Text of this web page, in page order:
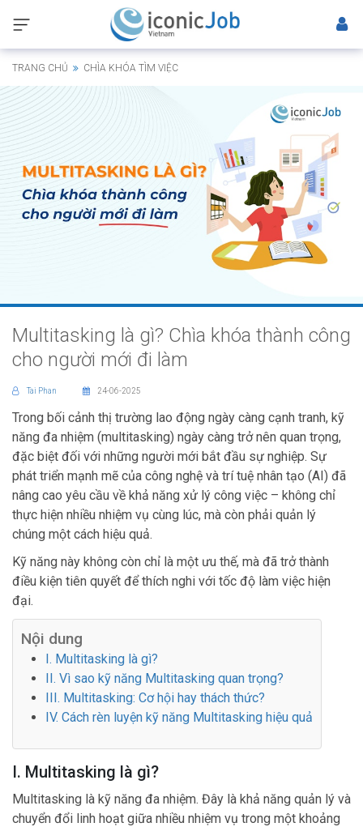
TRANG CHỦ CHÌA KHÓA TÌM VIỆC
Multitasking là gì? Chìa khóa thành công
cho người mới đi làm
Tai Phan 24-06-2025
Trong bối cảnh thị trường lao động ngày càng cạnh tranh, kỹ
năng đa nhiệm (multitasking) ngày càng trở nên quan trọng,
đặc biệt đối với những người mới bắt đầu sự nghiệp. Sự
phát triển mạnh mẽ của công nghệ và trí tuệ nhân tạo (AI) đã
nâng cao yêu cầu về khả năng xử lý công việc – không chỉ
thực hiện nhiều nhiệm vụ cùng lúc, mà còn phải quản lý
chúng một cách hiệu quả.
Kỹ năng này không còn chỉ là một ưu thế, mà đã trở thành
điều kiện tiên quyết để thích nghi với tốc độ làm việc hiện
đại.
Nội dung
I. Multitasking là gì?
II. Vì sao kỹ năng Multitasking quan trọng?
III. Multitasking: Cơ hội hay thách thức?
IV. Cách rèn luyện kỹ năng Multitasking hiệu quả
I. Multitasking là gì?
Multitasking là kỹ năng đa nhiệm. Đây là khả năng quản lý và
chuyển đổi linh hoạt giữa nhiều nhiệm vụ trong một khoảng